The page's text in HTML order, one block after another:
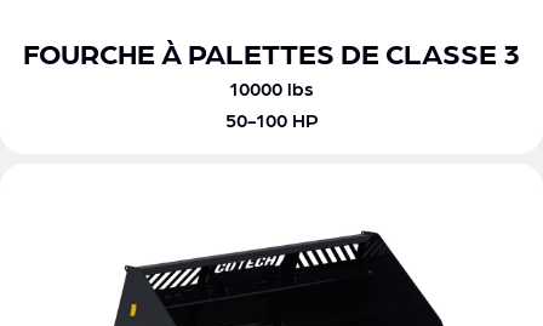
FOURCHE À PALETTES DE CLASSE 3
10000 lbs
50-100 HP